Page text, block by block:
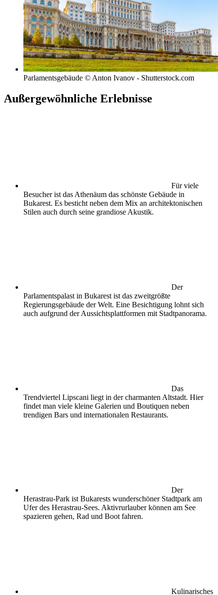
Parlamentsgebäude © Anton Ivanov - Shutterstock.com
Außergewöhnliche Erlebnisse
Für viele
Besucher ist das Athenäum das schönste Gebäude in
Bukarest. Es besticht neben dem Mix an architektonischen
Stilen auch durch seine grandiose Akustik.
Der
Parlamentspalast in Bukarest ist das zweitgrößte
Regierungsgebäude der Welt. Eine Besichtigung lohnt sich
auch aufgrund der Aussichtsplattformen mit Stadtpanorama.
Das
Trendviertel Lipscani liegt in der charmanten Altstadt. Hier
findet man viele kleine Galerien und Boutiquen neben
trendigen Bars und internationalen Restaurants.
Der
Herastrau-Park ist Bukarests wunderschöner Stadtpark am
Ufer des Herastrau-Sees. Aktivrurlauber können am See
spazieren gehen, Rad und Boot fahren.
Kulinarisches